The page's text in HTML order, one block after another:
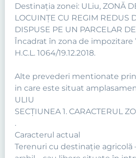
Destinația zonei: ULiu, ZONĂ
LOCUINŢE CU REGIM REDUS
DISPUSE PE UN PARCELAR
Încadrat în zona de impozitare
H.C.L. 1064/19.12.2018.
Alte prevederi mentionate
in care este situat
ULIU
SECŢIUNEA 1. CARACTERUL
.
Caracterul actual
Terenuri cu destinaţie agricolă